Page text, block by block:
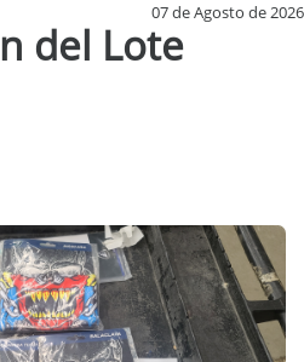
07 de Agosto de 2026
del Lote